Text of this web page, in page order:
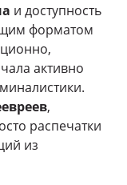
и доступность
форматом
активно
,
распечатки
из